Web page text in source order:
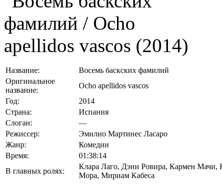
Название:
Восемь баскских фамилий
Оригинальное
название:
Ocho apellidos vascos
Год:
2014
Страна:
Испания
Слоган:
—
Режиссер:
Эмилио Мартинес Ласаро
Жанр:
Комедии
Время:
01:38:14
В главных ролях:
Клара Лаго, Дэни Ровира, Кармен Мачи,
Мора, Мириам Кабеса